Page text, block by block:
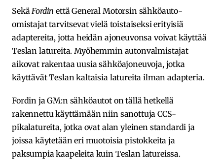
Sekä Fordin että General Motorsin sähköauto-
omistajat tarvitsevat vielä toistaiseksi erityisiä
adaptereita, jotta heidän ajoneuvonsa voivat käyttää
Teslan latureita. Myöhemmin autonvalmistajat
aikovat rakentaa uusia sähköajoneuvoja, jotka
käyttävät Teslan kaltaisia latureita ilman adapteria.
Fordin ja GM:n sähköautot on tällä hetkellä
rakennettu käyttämään niin sanottuja CCS-
pikalatureita, jotka ovat alan yleinen standardi ja
joissa käytetään eri muotoisia pistokkeita ja
paksumpia kaapeleita kuin Teslan latureissa.